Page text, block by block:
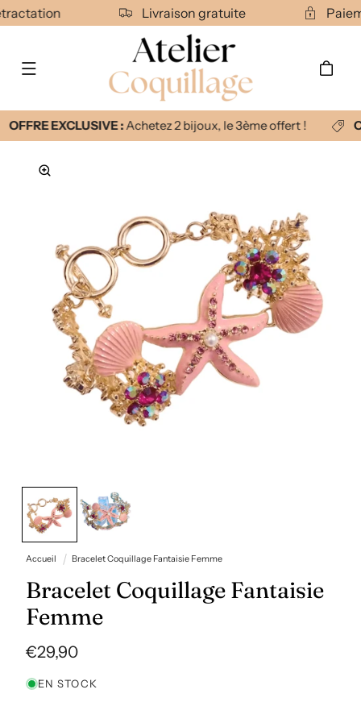
Ignorer et
passer au
contenu
Livraison gratuite
Panier
OFFRE EXCLUSIVE :Achetez 2 bijoux, le 3ème offert !
informations
produits
média
1
dans
une
fenêtre
modale
Accueil Bracelet Coquillage Fantaisie Femme
Bracelet Coquillage Fantaisie
Femme
Prix
€29,90
EN STOCK